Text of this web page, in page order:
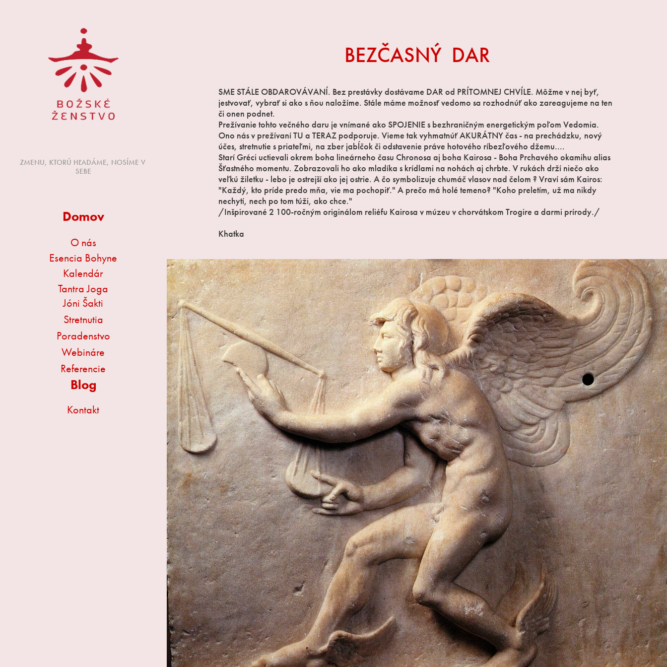
ZMENU, KTORÚ HĽADÁME, NOSÍME V
SEBE
Domov
O nás
Esencia Bohyne
Kalendár
Tantra Joga
Jóni Šakti
Stretnutia
Poradenstvo
Webináre
Referencie
Blog
Kontakt
BEZČASNÝ DAR
SME STÁLE OBDAROVÁVANÍ. Bez prestávky dostávame DAR od PRÍTOMNEJ CHVÍLE. Môžme v nej byť,
jestvovať, vybrať si ako s ňou naložíme. Stále máme možnosť vedomo sa rozhodnúť ako zareagujeme na ten
či onen podnet.
Prežívanie tohto večného daru je vnímané ako SPOJENIE s bezhraničným energetickým poľom Vedomia.
Ono nás v prežívaní TU a TERAZ podporuje. Vieme tak vyhmatnúť AKURÁTNY čas - na prechádzku, nový
účes, stretnutie s priateľmi, na zber jabĺčok či odstavenie práve hotového ríbezľového džemu....
Starí Gréci uctievali okrem boha lineárneho času Chronosa aj boha Kairosa - Boha Prchavého okamihu alias
Šťastného momentu. Zobrazovali ho ako mladíka s krídlami na nohách aj chrbte. V rukách drží niečo ako
veľkú žiletku - lebo je ostrejší ako jej ostrie. A čo symbolizuje chumáč vlasov nad čelom ? Vraví sám Kairos:
"Každý, kto príde predo mňa, vie ma pochopiť." A prečo má holé temeno? "Koho preletím, už ma nikdy
nechytí, nech po tom túži, ako chce."
/Inšpirované 2 100-ročným originálom reliéfu Kairosa v múzeu v chorvátskom Trogire a darmi prírody./
Khatka